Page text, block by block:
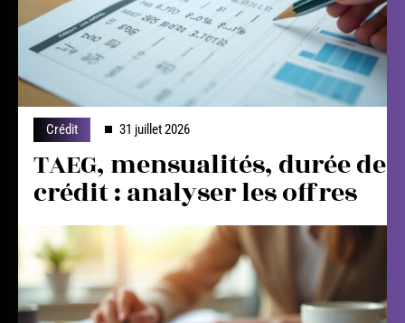
Crédit 31 juillet 2026
TAEG, mensualités, durée de
crédit : analyser les offres